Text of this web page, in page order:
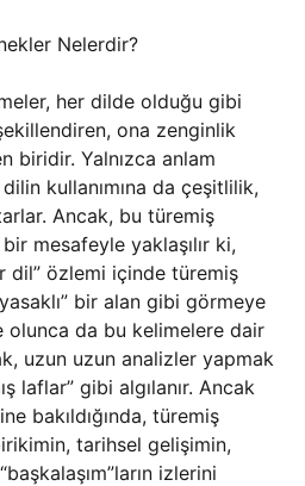
Nelerdir?
her dilde olduğu gibi
ona zenginlik
biridir. Yalnızca anlam
kullanımına da çeşitlilik,
Ancak, bu türemiş
mesafeyle yaklaşılır ki,
dil” özlemi içinde türemiş
bir alan gibi görmeye
olunca da bu kelimelere dair
uzun uzun analizler yapmak
laflar” gibi algılanır. Ancak
bakıldığında, türemiş
tarihsel gelişimin,
izlerini